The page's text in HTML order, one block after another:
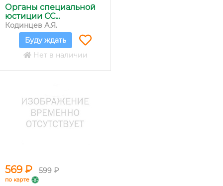
Органы специальной
юстиции СС...
Кодинцев А.Я.
Буду ждать
Нет в наличии
569 ₽ 599 ₽
по карте